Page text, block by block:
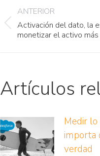
entre
publicaciones
ANTERIOR
Publicación
Activación del dato, la
monetizar el activo
Artículos
Medir lo
importa
verdad